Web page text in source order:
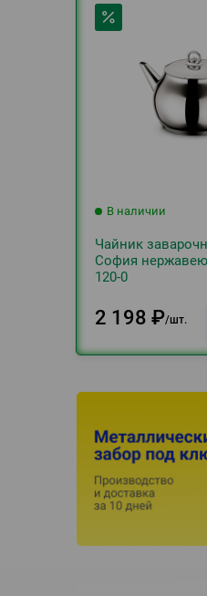
В наличии
Чайник
София
120-0
2 198 ₽ шт.